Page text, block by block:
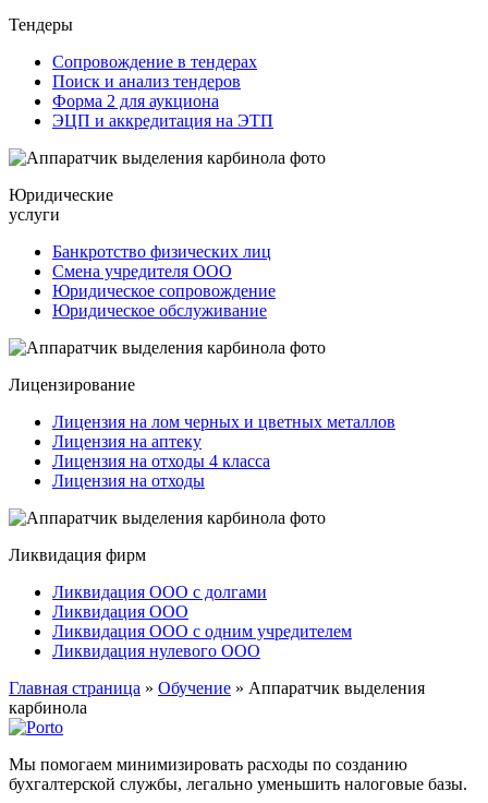
Тендеры
Сопровождение в тендерах
Поиск и анализ тендеров
Форма 2 для аукциона
ЭЦП и аккредитация на ЭТП
Юридические
услуги
Банкротство физических лиц
Смена учредителя ООО
Юридическое сопровождение
Юридическое обслуживание
Лицензирование
Лицензия на лом черных и цветных металлов
Лицензия на аптеку
Лицензия на отходы 4 класса
Лицензия на отходы
Ликвидация фирм
Ликвидация ООО с долгами
Ликвидация ООО
Ликвидация ООО с одним учредителем
Ликвидация нулевого ООО
Главная страница » Обучение » Аппаратчик выделения
карбинола
Мы помогаем минимизировать расходы по созданию
бухгалтерской службы, легально уменьшить налоговые базы.